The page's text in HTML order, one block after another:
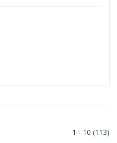
1 - 10 (113)